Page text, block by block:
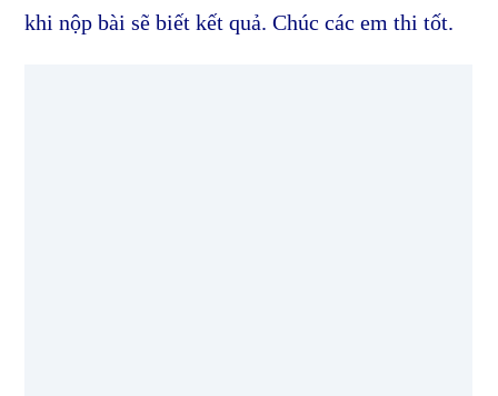
khi nộp bài sẽ biết kết quả. Chúc các em thi tốt.